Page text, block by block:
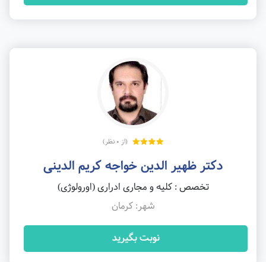
(از 0 نظر)
دکتر ظهیر الدین خواجه کریم الدینی
تخصص : کلیه و مجاری ادراری (اورولوژی)
شهر: کرمان
نوبت بگیرید